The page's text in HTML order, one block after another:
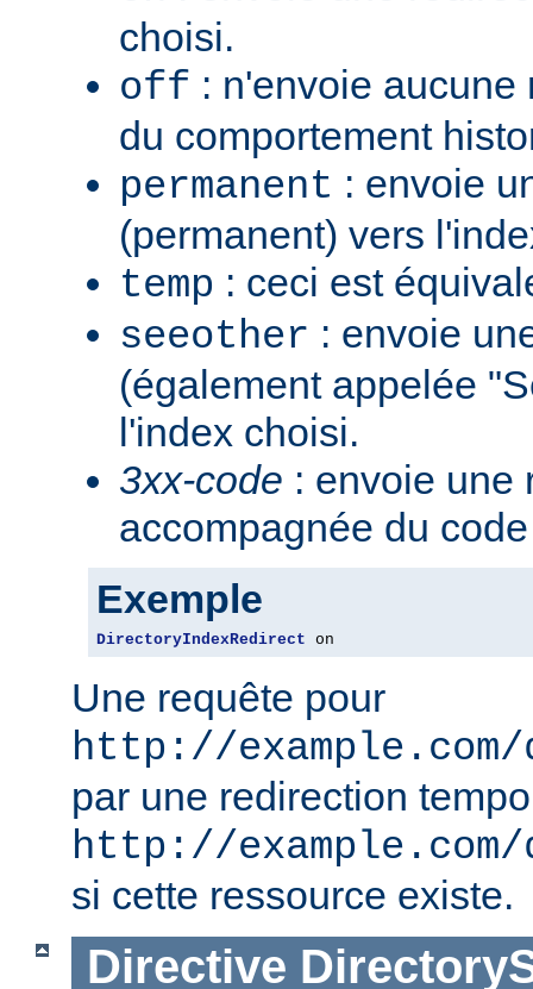
choisi.
off : n'envoie
du comportement
permanent : envoie
(permanent) vers
temp : ceci est
seeother : envoie
(également appelée
l'index choisi.
3xx-code : envoie une
accompagnée du
Exemple
DirectoryIndexRedirect on
Une requête pour
http://example.com/
par une redirection
http://
si cette ressource existe.
Directive